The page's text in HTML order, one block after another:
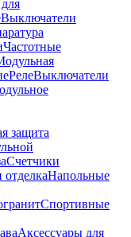
Выключатели
Частотные
РелеВыключатели
защита
Счетчики
Напольные
Спортивные
Аксессуары для